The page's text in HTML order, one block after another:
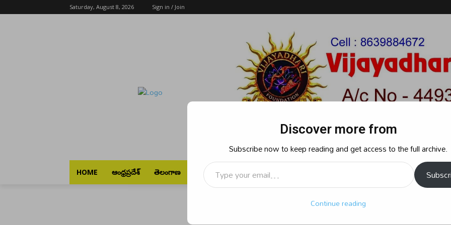
Saturday, August 8, 2026 Sign in / Join
HOME ఆంధ్రప్రదేశ్ తెలంగాణ భారత్ రాజకీయం క్రైమ్ బిజినెస్
Discover more from
Subscribe now to keep reading and get access to the full archive.
Type your email…
Continue reading